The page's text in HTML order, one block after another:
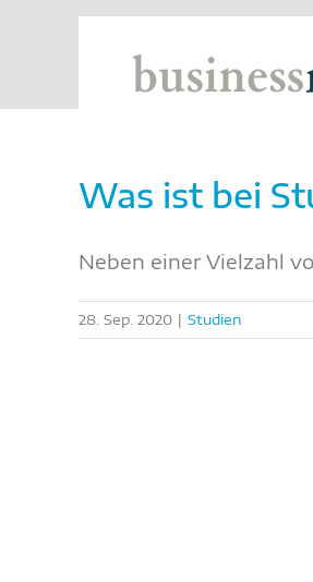
Was ist bei
Neben einer Vielzahl
28. Sep. 2020 | Studien